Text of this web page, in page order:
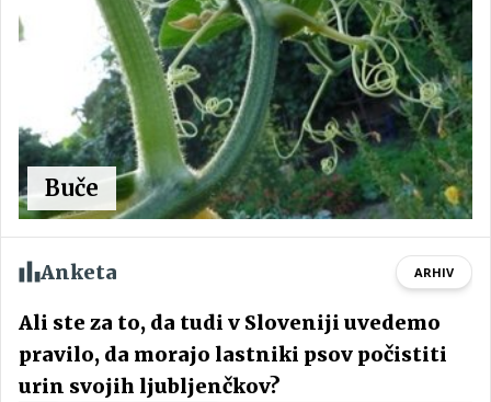
Buče
Anketa ARHIV
Ali ste za to, da tudi v Sloveniji uvedemo
pravilo, da morajo lastniki psov počistiti
urin svojih ljubljenčkov?